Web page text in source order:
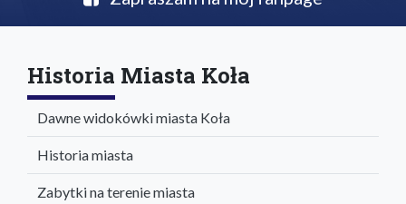
Historia Miasta Koła
Dawne widokówki miasta Koła
Historia miasta
Zabytki na terenie miasta